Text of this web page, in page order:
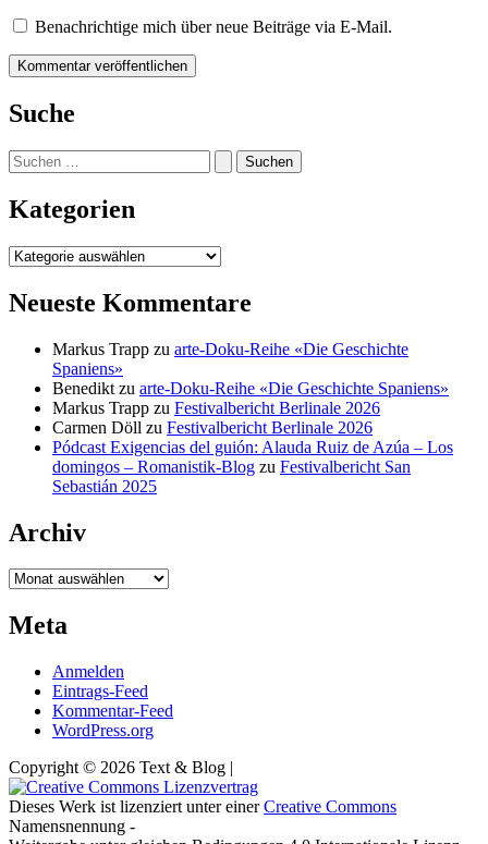
Benachrichtige mich über neue Beiträge via E-Mail.
Suche
Suchen
nach:
Kategorien
Kategorien
Neueste Kommentare
Markus Trapp zu arte-Doku-Reihe «Die Geschichte
Spaniens»
Benedikt zu arte-Doku-Reihe «Die Geschichte Spaniens»
Markus Trapp zu Festivalbericht Berlinale 2026
Carmen Döll zu Festivalbericht Berlinale 2026
Pódcast Exigencias del guión: Alauda Ruiz de Azúa – Los
domingos – Romanistik-Blog zu Festivalbericht San
Sebastián 2025
Archiv
Archiv
Meta
Anmelden
Eintrags-Feed
Kommentar-Feed
WordPress.org
Copyright © 2026 Text & Blog |
Dieses Werk ist lizenziert unter einerCreative Commons
Namensnennung -